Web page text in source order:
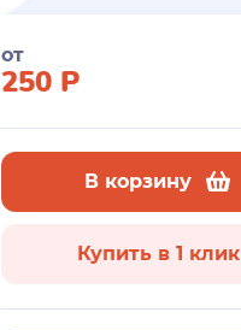
от
250 Р
В корзину
Купить в 1 клик